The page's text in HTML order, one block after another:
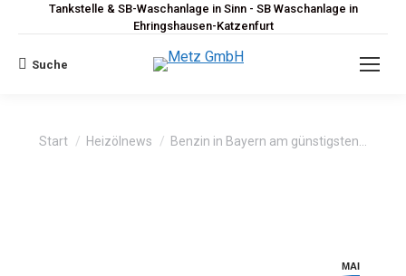
Tankstelle & SB-Waschanlage in Sinn - SB Waschanlage in
Ehringshausen-Katzenfurt
Search:
Suche
Sie befinden sich hier:
Start Heizölnews Benzin in Bayern am günstigsten…
MAI